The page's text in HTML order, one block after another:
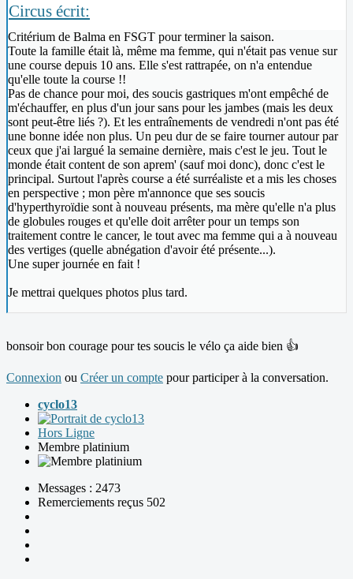
Circus écrit:
Critérium de Balma en FSGT pour terminer la saison.
Toute la famille était là, même ma femme, qui n'était pas venue sur
une course depuis 10 ans. Elle s'est rattrapée, on n'a entendue
qu'elle toute la course !!
Pas de chance pour moi, des soucis gastriques m'ont empêché de
m'échauffer, en plus d'un jour sans pour les jambes (mais les deux
sont peut-être liés ?). Et les entraînements de vendredi n'ont pas été
une bonne idée non plus. Un peu dur de se faire tourner autour par
ceux que j'ai largué la semaine dernière, mais c'est le jeu. Tout le
monde était content de son aprem' (sauf moi donc), donc c'est le
principal. Surtout l'après course a été surréaliste et a mis les choses
en perspective ; mon père m'annonce que ses soucis
d'hyperthyroïdie sont à nouveau présents, ma mère qu'elle n'a plus
de globules rouges et qu'elle doit arrêter pour un temps son
traitement contre le cancer, le tout avec ma femme qui a à nouveau
des vertiges (quelle abnégation d'avoir été présente...).
Une super journée en fait !
Je mettrai quelques photos plus tard.
bonsoir bon courage pour tes soucis le vélo ça aide bien 👍
Connexion ou Créer un compte pour participer à la conversation.
cyclo13
Hors Ligne
Membre platinium
Messages : 2473
Remerciements reçus 502